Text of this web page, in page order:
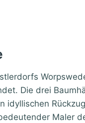
Die drei
idyllischen
Maler